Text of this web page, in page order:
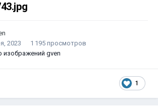
2023
1 195 просмотров
изображений gven
1